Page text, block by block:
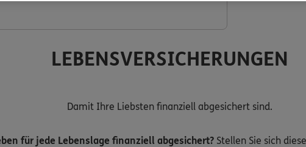
LEBENSVERSICHERUNGEN
Damit Ihre Liebsten finanziell abgesichert sind.
für jede Lebenslage finanziell abgesichert? Stellen Sie sich